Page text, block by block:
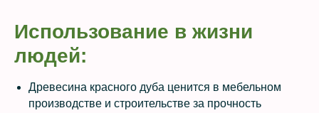
Использование в жизни
людей:
Древесина красного дуба ценится в мебельном
производстве и строительстве за прочность